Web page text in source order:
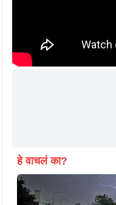
हे वाचलं का?